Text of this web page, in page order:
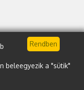
beleegyezik a "sütik"